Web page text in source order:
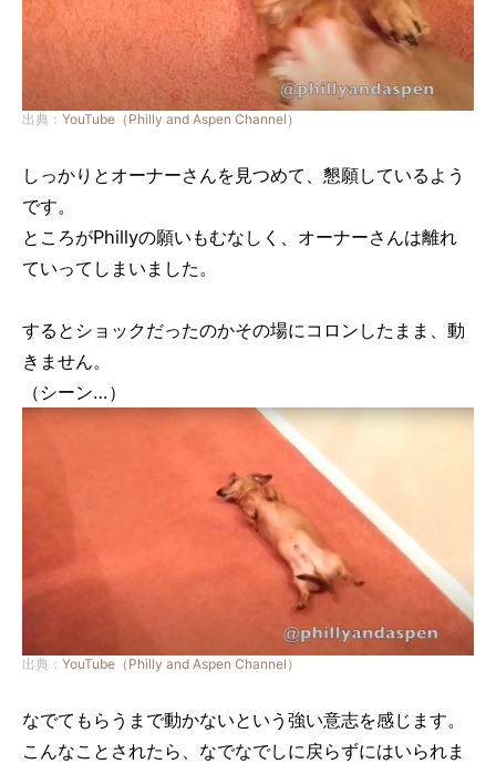
出典： YouTube（Philly and Aspen Channel）
しっかりとオーナーさんを見つめて、懇願しているよう
です。
ところがPhillyの願いもむなしく、オーナーさんは離れ
ていってしまいました。
するとショックだったのかその場にコロンしたまま、動
きません。
（シーン…）
出典： YouTube（Philly and Aspen Channel）
なでてもらうまで動かないという強い意志を感じます。
こんなことされたら、なでなでしに戻らずにはいられま